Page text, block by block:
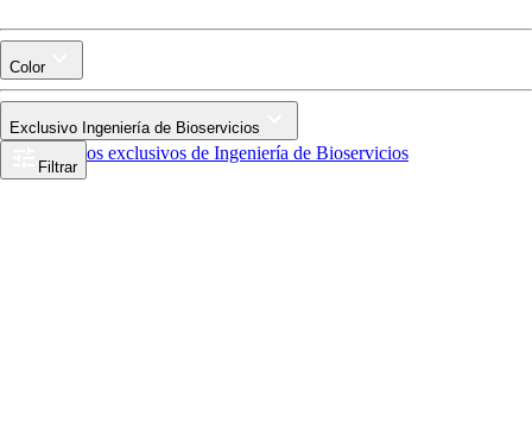
Color
Exclusivo Ingeniería de Bioservicios
Productos exclusivos de Ingeniería de Bioservicios
Filtrar